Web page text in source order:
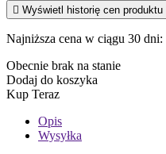
 Wyświetl historię cen produktu
Najniższa cena w ciągu 30 dni:
Obecnie brak na stanie
Dodaj do koszyka
Kup Teraz
Opis
Wysyłka